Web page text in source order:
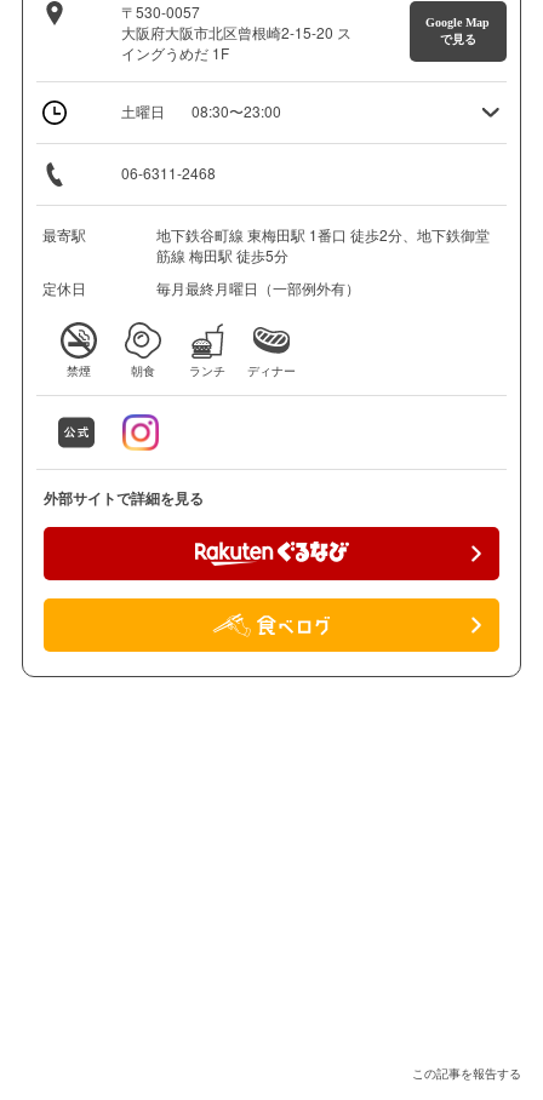
〒530-0057
大阪府大阪市北区曾根崎2-15-20 ス
イングうめだ 1F
Google Map
で見る
土曜日 08:30〜23:00
06-6311-2468
最寄駅
地下鉄谷町線 東梅田駅 1番口 徒歩2分、地下鉄御堂
筋線 梅田駅 徒歩5分
定休日
毎月最終月曜日（一部例外有）
禁煙 朝食 ランチ ディナー
外部サイトで詳細を見る
この記事を報告する